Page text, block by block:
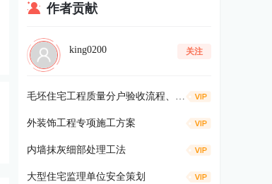
作者贡献
king0200 关注
毛坯住宅工程质量分户验收流程、仪器工具及方法要求
外装饰工程专项施工方案
内墙抹灰细部处理工法
大型住宅监理单位安全策划